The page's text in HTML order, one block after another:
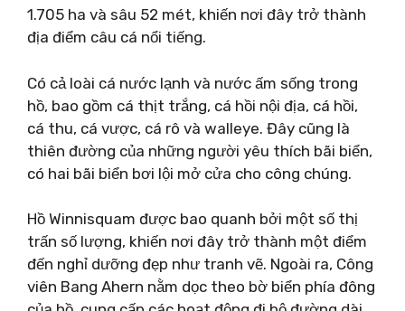
1.705 ha và sâu 52 mét, khiến nơi đây trở thành
địa điểm câu cá nổi tiếng.
Có cả loài cá nước lạnh và nước ấm sống trong
hồ, bao gồm cá thịt trắng, cá hồi nội địa, cá hồi,
cá thu, cá vược, cá rô và walleye. Đây cũng là
thiên đường của những người yêu thích bãi biển,
có hai bãi biển bơi lội mở cửa cho công chúng.
Hồ Winnisquam được bao quanh bởi một số thị
trấn số lượng, khiến nơi đây trở thành một điểm
đến nghỉ dưỡng đẹp như tranh vẽ. Ngoài ra, Công
viên Bang Ahern nằm dọc theo bờ biển phía đông